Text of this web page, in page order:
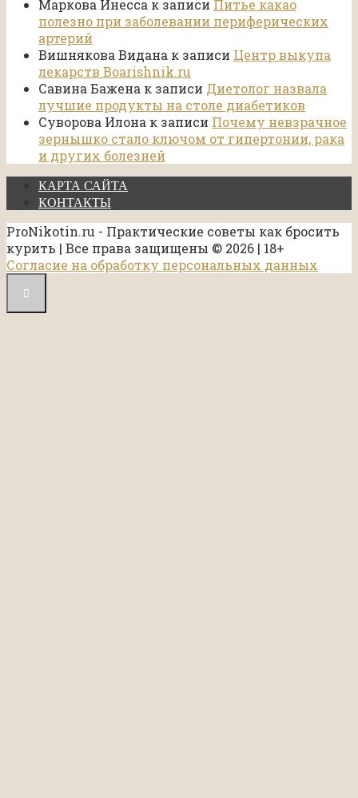
Маркова Инесса к записи Питье какао
полезно при заболевании периферических
артерий
Вишнякова Видана к записи Центр выкупа
лекарств Boarishnik.ru
Савина Бажена к записи Диетолог назвала
лучшие продукты на столе диабетиков
Суворова Илона к записи Почему невзрачное
зернышко стало ключом от гипертонии, рака
и других болезней
КАРТА САЙТА
КОНТАКТЫ
ProNikotin.ru - Практические советы как бросить
курить | Все права защищены © 2026 | 18+
Согласие на обработку персональных данных